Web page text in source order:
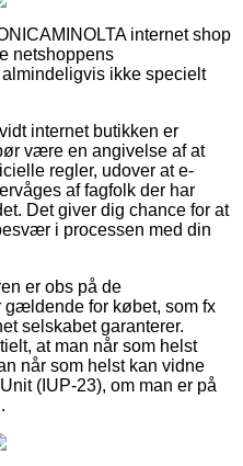
internet shop
netshoppens
ikke specielt
internet butikken er
være en angivelse af at
regler, udover at e-
af fagfolk der har
Det giver dig chance for at
i processen med din
er obs på de
for købet, som fx
selskabet garanterer.
at man når som helst
når som helst kan vidne
(IUP-23), om man er på